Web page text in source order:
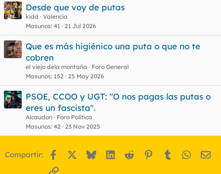
Desde que voy de putas
kidd
Valencia
Masunos 41 21 Jul 2026
Que es más higiénico una puta o que no te
cobren
el viejo dela montaña
Foro General
Masunos 152 25 May 2026
PSOE, CCOO y UGT: "O nos pagas las putas o
eres un fascista".
Alcaudon
Foro Política
Masunos 42 23 Nov 2025
Compartir: Facebook BlueskyLinkedIn
Reddit Pinterest
Tumblr
Enlace